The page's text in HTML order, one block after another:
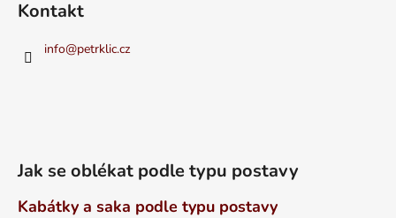
Kontakt
info@petrklic.cz
Jak se oblékat podle typu postavy
Kabátky a saka podle typu postavy